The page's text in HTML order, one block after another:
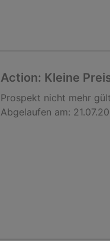
Action: Kleine
Prospekt nicht mehr
Abgelaufen am: